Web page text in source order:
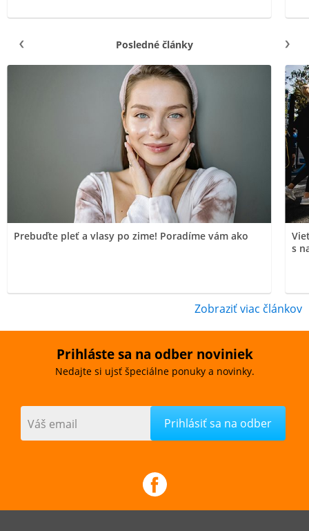
Posledné články
Prebuďte pleť a vlasy po zime! Poradíme vám ako
s
Zobraziť viac článkov
Prihláste sa na odber noviniek
Nedajte si ujsť špeciálne ponuky a novinky.
Váš email